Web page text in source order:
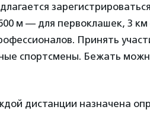
м — для первоклашек, 3
Принять
спортсмены. Бежать
дистанции назначена